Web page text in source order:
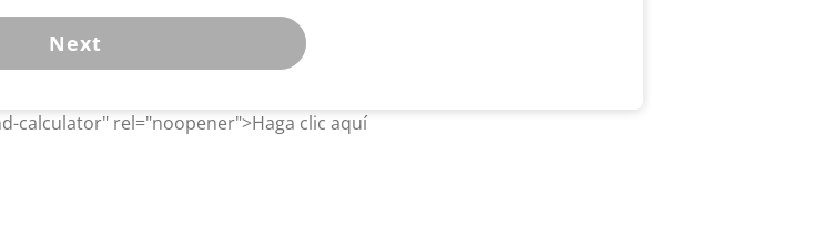
Next
calculator" rel="noopener">Haga clic aquí